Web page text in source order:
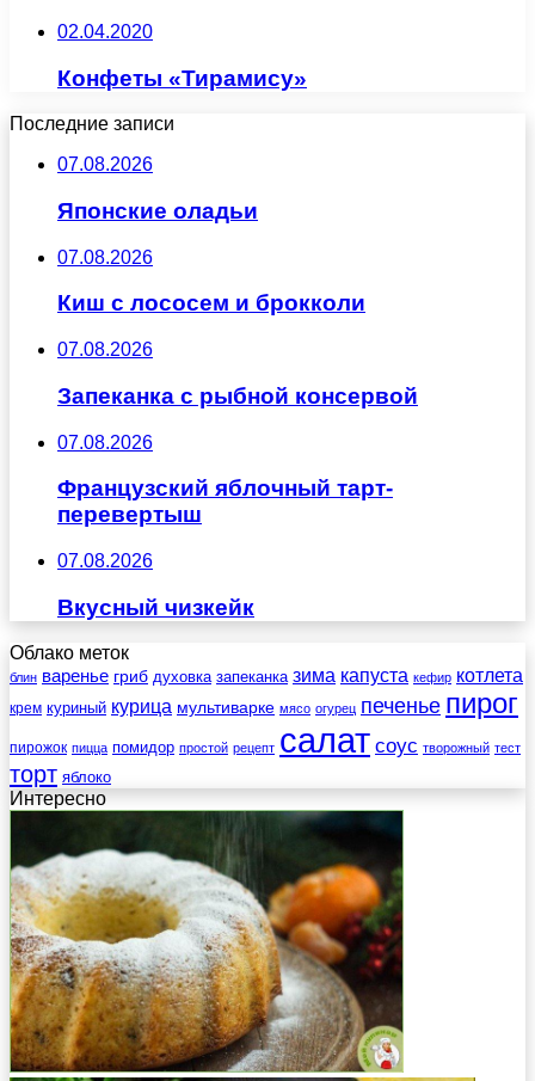
02.04.2020
Конфеты «Тирамису»
Последние записи
07.08.2026
Японские оладьи
07.08.2026
Киш с лососем и брокколи
07.08.2026
Запеканка с рыбной консервой
07.08.2026
Французский яблочный тарт-
перевертыш
07.08.2026
Вкусный чизкейк
Облако меток
блин варенье гриб духовка запеканка зима капуста кефир котлета
крем куриный курица мультиварке мясо огурец печенье пирог
пирожок пицца помидор простой рецепт салат соус творожный тест
торт яблоко
Интересно